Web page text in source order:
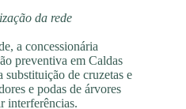
da rede
a concessionária
preventiva em Caldas
de cruzetas e
e podas de árvores
interferências.